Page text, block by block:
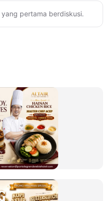
pertama berdiskusi.